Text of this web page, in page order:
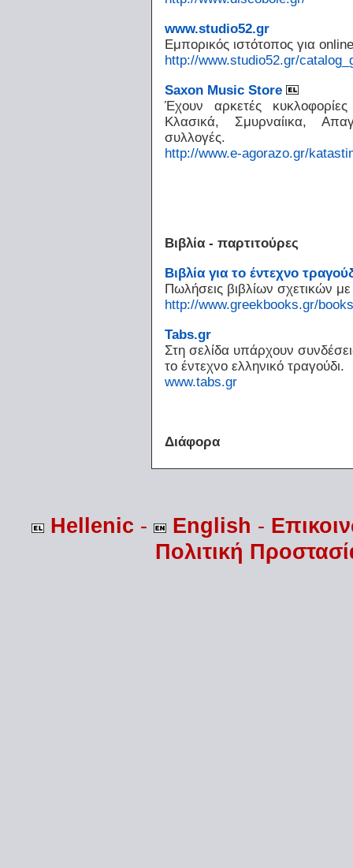
www.studio52.gr
Εμπορικός ιστότοπος για
http://www.studio52.gr/
Saxon Music Store
Έχουν αρκετές
Κλασικά, Σμυρναίικα,
συλλογές.
http://www.e-agorazo.gr/
Βιβλία - παρτιτούρες
Βιβλία για το έντεχνο
Πωλήσεις βιβλίων σχετικών
http://www.greekbooks.gr/
Tabs.gr
Στη σελίδα υπάρχουν
το έντεχνο ελληνικό τραγούδι.
www.tabs.gr
Διάφορα
Hellenic - English -
Πολιτική